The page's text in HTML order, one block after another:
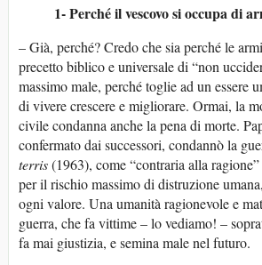
1- Perché il vescovo si occupa di
– Già, perché? Credo che sia perché le
precetto biblico e universale di “non
massimo male, perché toglie ad un essere
di vivere crescere e migliorare. Ormai, la
civile condanna anche la pena di morte.
confermato dai successori, condannò la
terris(1963), come “contraria alla
per il rischio massimo di distruzione
ogni valore. Una umanità ragionevole e
guerra, che fa vittime – lo vediamo! –
fa mai giustizia, e semina male nel futuro.